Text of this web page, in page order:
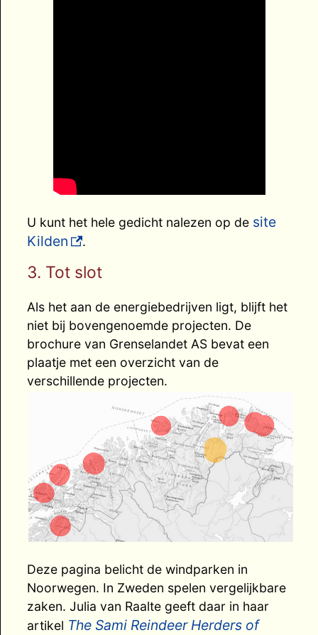
U kunt het hele gedicht nalezen op de site
Kilden
.
3. Tot slot
Als het aan de energiebedrijven ligt, blijft het
niet bij bovengenoemde projecten. De
brochure van Grenselandet AS bevat een
plaatje met een overzicht van de
verschillende projecten.
Deze pagina belicht de windparken in
Noorwegen. In Zweden spelen vergelijkbare
zaken. Julia van Raalte geeft daar in haar
artikel The Sami Reindeer Herders of